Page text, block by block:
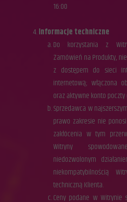
16:00
Informacje techniczne
Do korzystania z
Zamówień na Produkty,
z dostępem do sieci
internetową; włączona
oraz aktywne konto
Sprzedawca w
prawo zakresie nie
zakłócenia w tym
Witryny
niedozwolonym
niekompatybilnością
techniczną Klienta.
Ceny podane w